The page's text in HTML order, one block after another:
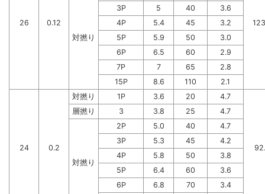
26 0.12
対撚り
3P
5 40
3.6
4P
5.4 45
3.2
5P
5.9 50
3.0
6P
6.5 60
2.9
7P
7 65
2.8
15P
8.6 110 2.1
24 0.2
対撚り 1P 3.6 20 4.7
層撚り 3 3.8 25 4.7
対撚り
2P 5.0 40
4.7
3P
5.3 45
4.2
4P
5.8 50
3.8
5P
6.4 60
3.6
6P
6.8 70
3.4